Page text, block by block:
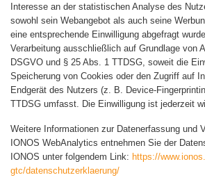
Interesse an der statistischen Analyse des
sowohl sein Webangebot als auch seine
eine entsprechende Einwilligung abgefragt
Verarbeitung ausschließlich auf Grundlage von
DSGVO und § 25 Abs. 1 TTDSG, soweit die
Speicherung von Cookies oder den Zugriff auf
Endgerät des Nutzers (z. B. Device-
TTDSG umfasst. Die Einwilligung ist jederzeit
Weitere Informationen zur Datenerfassung und
IONOS WebAnalytics entnehmen Sie der
IONOS unter folgendem Link: https://
gtc/datenschutzerklaerung/